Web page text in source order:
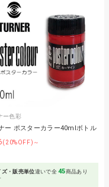
ー色彩
ー ポスターカラー40mlボトル
(20%OFF)～
ズ・販売単位違いで全45商品あり